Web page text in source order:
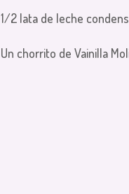
1/2 lata de leche
Un chorrito de Vainilla